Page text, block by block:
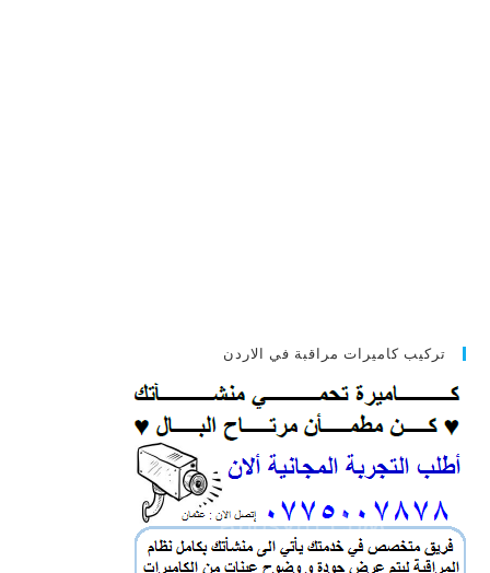
تركيب كاميرات مراقبة في الاردن